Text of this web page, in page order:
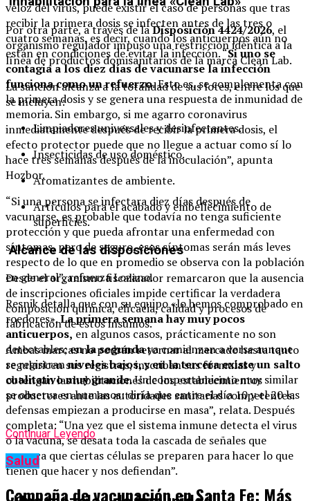
veloz del virus, puede existir el caso de personas que tras
recibir la primera dosis se infecten antes de las tres o
cuatro semanas, es decir, cuando los anticuerpos aún no
están en condiciones de evitar la infección. “Si uno se
contagia a los diez días de vacunarse la infección
funciona como un refuerzo.Esto es, se complementa con
la primera dosis y se genera una respuesta de inmunidad de
memoria. Sin embargo, si me agarro coronavirus
inmediatamente después de recibir la primera dosis, el
efecto protector puede que no llegue a actuar como sí lo
hace tres semanas después de la inoculación”, apunta
Hozbor.
“Si una persona se infectara diez días después de
vacunarse, es probable que todavía no tenga suficiente
protección y que pueda afrontar una enfermedad con
síntomas, pero de seguro, esos síntomas serán más leves
respecto de lo que en promedio se observa con la población
en general”, refuerza Lozano.
Resnik detalla que con su equipo «lo hemos comprobado en
roedores».La primera semana hay muy pocos
anticuerpos, en algunos casos, prácticamente no son
detectables;en la segundaya comienzan a verse aunque
se registranniveles bajos, y en la tercera existe un salto
cualitativo muy grande.Un comportamiento muy similar
se observa en humanos: diría que entre el día 10 y el 20 las
defensas empiezan a producirse en masa”, relata. Después
completa: “Una vez que el sistema inmune detecta el virus
o la vacuna, se desata toda la cascada de señales que
provoca que ciertas células se preparen para hacer lo que
tienen que hacer y nos defiendan”.
Por otra parte, a través de laDisposición 4424/2026, el
organismo regulador impuso una restricción idéntica a la
línea de productos domisanitarios de la marca Clean Lab.
La sanción alcanza a la totalidad de sus lotes, entre los que
se incluyen:
Limpiadores universales y desinfectantes.
Insecticidas de uso doméstico.
Aromatizantes de ambiente.
Artículos para el acabado y embellecimiento de
superficies.
Alcance de las disposiciones
Desde el organismo fiscalizador remarcaron que la ausencia
de inscripciones oficiales impide certificar la verdadera
composición química, eficacia, calidad y procesos de
fabricación de estos insumos.
Ambas marcas no podrán retornar al mercado hasta tanto
regularicen sus registros, inscriban sus fórmulas y
obtengan las habilitaciones de los establecimientos
productores ante las autoridades sanitarias competentes.
Continuar Leyendo
Salud
Campaña de vacunación en Santa Fe: Más